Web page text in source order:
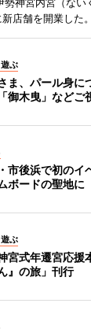
店舗を開業した。
ぶ
ま、パール身
御木曳」などご
市後浜で初の
ボードの聖地に
ぶ
宮式年遷宮応
』の旅」刊行